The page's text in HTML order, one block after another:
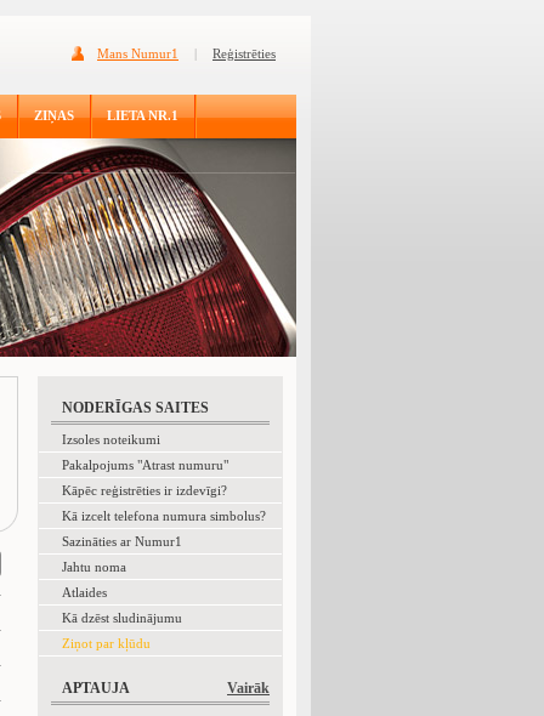
Mans Numur1 | Reģistrēties
ZIŅAS LIETA NR.1
NODERĪGAS SAITES
Izsoles noteikumi
Pakalpojums "Atrast numuru"
Kāpēc reģistrēties ir izdevīgi?
Kā izcelt telefona numura simbolus?
Sazināties ar Numur1
Jahtu noma
Atlaides
Kā dzēst sludinājumu
Ziņot par kļūdu
Vairāk
APTAUJA